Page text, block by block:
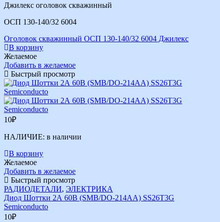
Джилекс оголовок скважинный
ОСП 130-140/32 6004
Оголовок скважинный ОСП 130-140/32 6004 Джилекс
В корзину
Желаемое
Добавить в желаемое
Быстрый просмотр
10₽
НАЛИЧИЕ: в наличии
В корзину
Желаемое
Добавить в желаемое
Быстрый просмотр
РАДИОДЕТАЛИ, ЭЛЕКТРИКА
Диод Шоттки 2А 60В (SMB/DO-214AA) SS26T3G
Semiconducto
10₽